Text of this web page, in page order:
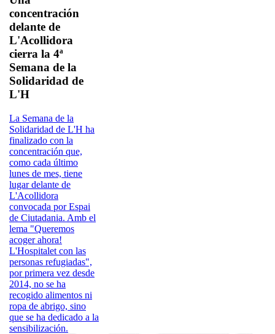
concentración
delante de
L'Acollidora
cierra la 4ª
Semana de la
Solidaridad de
L'H
La Semana de la
Solidaridad de L'H ha
finalizado con la
concentración que,
como cada último
lunes de mes, tiene
lugar delante de
L'Acollidora
convocada por Espai
de Ciutadania. Amb el
lema "Queremos
acoger ahora!
L'Hospitalet con las
personas refugiadas",
por primera vez desde
2014, no se ha
recogido alimentos ni
ropa de abrigo, sino
que se ha dedicado a la
sensibilización.